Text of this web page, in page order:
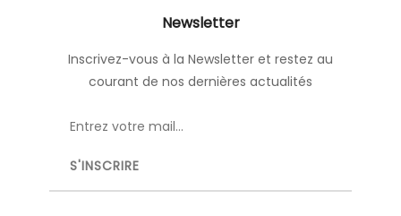
Newsletter
Inscrivez-vous à la Newsletter et restez au
courant de nos dernières actualités